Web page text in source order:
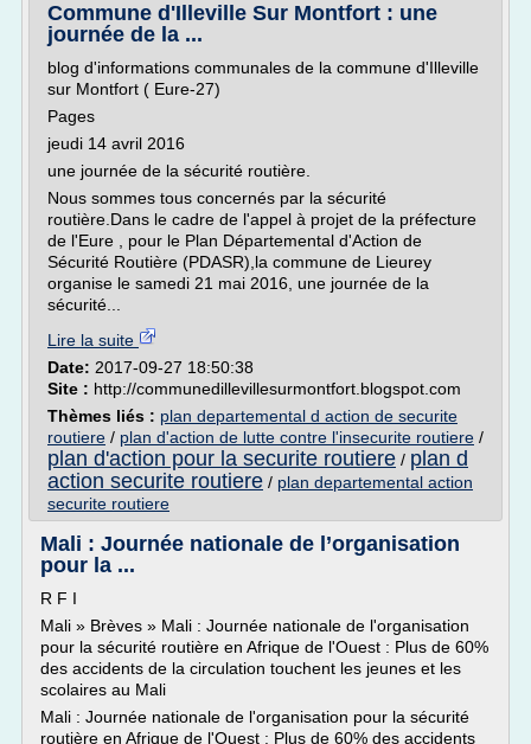
Commune d'Illeville Sur Montfort : une
journée de la ...
blog d'informations communales de la commune d'Illeville
sur Montfort ( Eure-27)
Pages
jeudi 14 avril 2016
une journée de la sécurité routière.
Nous sommes tous concernés par la sécurité
routière.Dans le cadre de l'appel à projet de la préfecture
de l'Eure , pour le Plan Départemental d'Action de
Sécurité Routière (PDASR),la commune de Lieurey
organise le samedi 21 mai 2016, une journée de la
sécurité...
Lire la suite
Date: 2017-09-27 18:50:38
Site : http://communedillevillesurmontfort.blogspot.com
Thèmes liés : plan departemental d action de securite
routiere / plan d'action de lutte contre l'insecurite routiere /
plan d'action pour la securite routiere / plan d
action securite routiere / plan departemental action
securite routiere
Mali : Journée nationale de l’organisation
pour la ...
R F I
Mali » Brèves » Mali : Journée nationale de l'organisation
pour la sécurité routière en Afrique de l'Ouest : Plus de 60%
des accidents de la circulation touchent les jeunes et les
scolaires au Mali
Mali : Journée nationale de l'organisation pour la sécurité
routière en Afrique de l'Ouest : Plus de 60% des accidents